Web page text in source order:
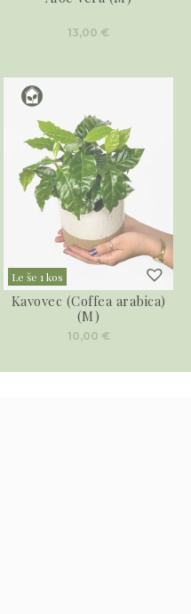
13,00 €
Le še 1 kos
Kavovec (Coffea arabica)
(M)
10,00 €